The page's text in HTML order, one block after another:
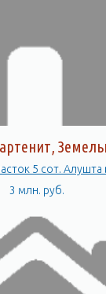
3 млн. руб.